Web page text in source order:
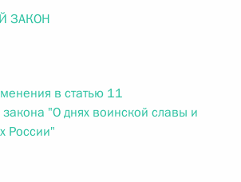
ЗАКОН
в статью 11
"О днях воинской славы и
России"